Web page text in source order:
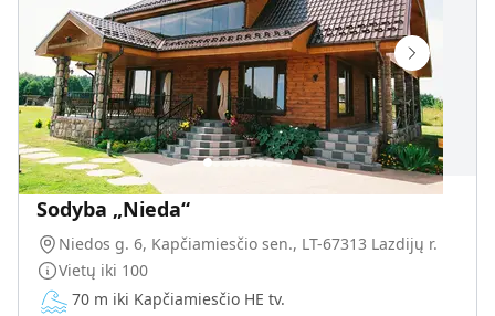
Sodyba „Nieda“
Niedos g. 6, Kapčiamiesčio sen., LT-67313 Lazdijų r.
Vietų iki 100
70 m iki Kapčiamiesčio HE tv.